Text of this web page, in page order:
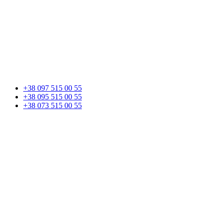
+38 097 515 00 55
+38 095 515 00 55
+38 073 515 00 55